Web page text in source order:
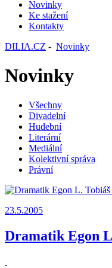
Novinky
Ke stažení
Kontakty
DILIA.CZ - Novinky
Novinky
Všechny
Divadelní
Hudební
Literární
Mediální
Kolektivní správa
Právní
23.5.2005
Dramatik Egon